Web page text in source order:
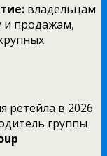
владельцам
и продажам,
ретейла в 2026
группы